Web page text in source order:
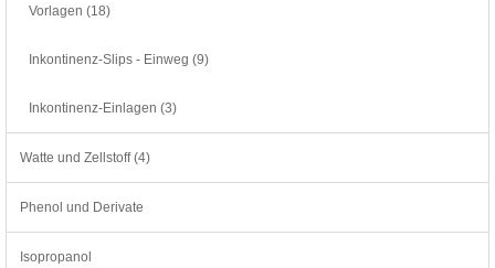
Vorlagen (18)
Inkontinenz-Slips - Einweg (9)
Inkontinenz-Einlagen (3)
Watte und Zellstoff (4)
Phenol und Derivate
Isopropanol